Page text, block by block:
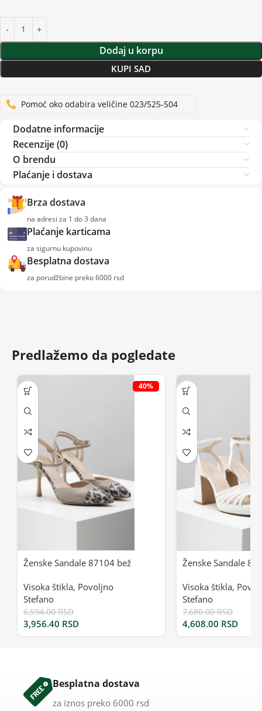
Dodaj u korpu
KUPI SAD
Pomoć oko odabira veličine 023/525-504
Dodatne informacije
Recenzije (0)
O brendu
Plaćanje i dostava
Brza dostava
na adresi za 1 do 3 dana
Plaćanje karticama
za sigurnu kupovinu
Besplatna dostava
za porudžbine preko 6000 rsd
Predlažemo da pogledate
40%
Ženske Sandale 87104 bež
Visoka štikla, Povoljno
Stefano
6,594.00RSD
3,956.40 RSD
Ženske Sandale
Visoka štikla,
Stefano
7,680.00RSD
4,608.00 RSD
Besplatna dostava
za iznos preko 6000 rsd